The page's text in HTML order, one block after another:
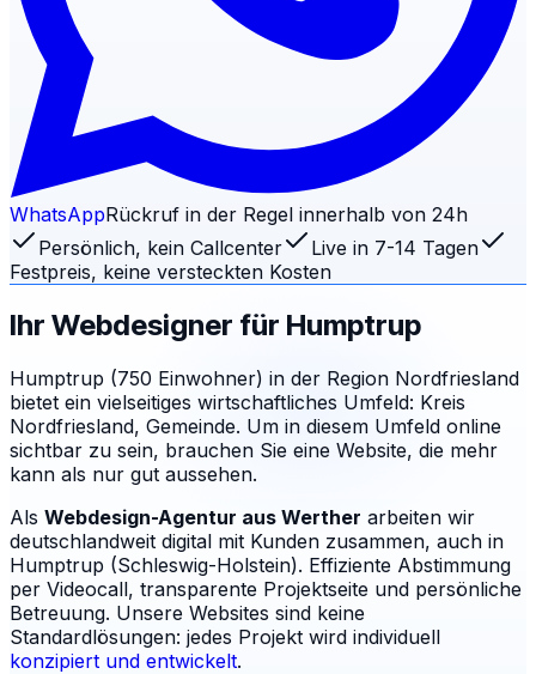
WhatsAppRückruf in der Regel innerhalb von 24h
Persönlich, kein Callcenter
Live in 7-14 Tagen
Festpreis, keine versteckten Kosten
Ihr Webdesigner für Humptrup
Humptrup (750 Einwohner) in der Region Nordfriesland
bietet ein vielseitiges wirtschaftliches Umfeld: Kreis
Nordfriesland, Gemeinde. Um in diesem Umfeld online
sichtbar zu sein, brauchen Sie eine Website, die mehr
kann als nur gut aussehen.
Als Webdesign-Agentur aus Werther arbeiten wir
deutschlandweit digital mit Kunden zusammen, auch in
Humptrup (Schleswig-Holstein). Effiziente Abstimmung
per Videocall, transparente Projektseite und persönliche
Betreuung. Unsere Websites sind keine
Standardlösungen: jedes Projekt wird individuell
konzipiert und entwickelt.